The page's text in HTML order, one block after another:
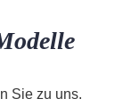
Sie zu uns.